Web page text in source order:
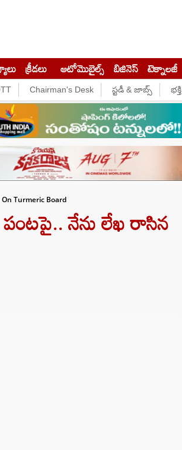
క్రీడలు ఆటోమొబైల్స్ బిజినెస్‌ టెక్నాలజీ
Chairman's Desk స్టడీ & జాబ్స్ భక్తి
Turmeric Board
పంటపై.. నేను లేఖ రాసిన